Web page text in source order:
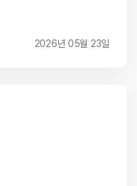
2026년 05월 23일